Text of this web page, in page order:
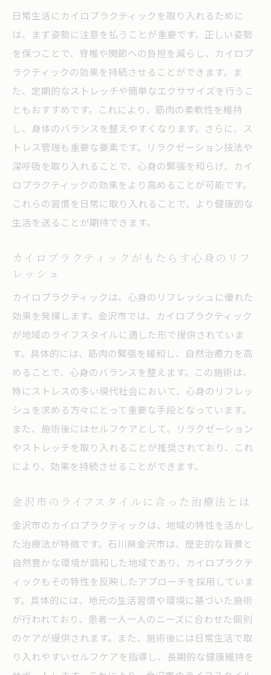
金沢市でカイロプラクティックを受ける魅力的
な理由
アクセスの良さと立地の魅力
豊富な経験を持つ専門家による施術
リラックスできる施術空間の魅力
個別対応による信頼の施術
地元に密着したアットホームな雰囲気
持続的な健康サポートが受けられる環境
地元の文化に根ざした治療法
地域の風土を活かした健康アプローチ
金沢市でしか味わえない施術の魅力
地域密着型のフィードバック体制
施術後のアフターケアの充実
身体のバランスを整える施術の効果
金沢市民が実感する健康の変化
心身の健康を支える自然療法
日常生活へのポジティブな影響
カイロプラクティックで得られる健康維持
持続的な施術の効果とその実例
金沢市のカイロプラクティック治療がもたらす
姿勢改善の秘密
姿勢改善の重要性とカイロプラクティック
具体的な姿勢改善の成功事例
カイロプラクティックで姿勢を整えるプロ
セス
日常生活にカイロプラクティックを取り入れるために
は、まず姿勢に注意を払うことが重要です。正しい姿勢
を保つことで、脊椎や関節への負担を減らし、カイロプ
ラクティックの効果を持続させることができます。ま
た、定期的なストレッチや簡単なエクササイズを行うこ
ともおすすめです。これにより、筋肉の柔軟性を維持
し、身体のバランスを整えやすくなります。さらに、ス
トレス管理も重要な要素です。リラクゼーション技法や
深呼吸を取り入れることで、心身の緊張を和らげ、カイ
ロプラクティックの効果をより高めることが可能です。
これらの習慣を日常に取り入れることで、より健康的な
生活を送ることが期待できます。
カイロプラクティックがもたらす心身のリフ
レッシュ
カイロプラクティックは、心身のリフレッシュに優れた
効果を発揮します。金沢市では、カイロプラクティック
が地域のライフスタイルに適した形で提供されていま
す。具体的には、筋肉の緊張を緩和し、自然治癒力を高
めることで、心身のバランスを整えます。この施術は、
特にストレスの多い現代社会において、心身のリフレッ
シュを求める方々にとって重要な手段となっています。
また、施術後にはセルフケアとして、リラクゼーション
やストレッチを取り入れることが推奨されており、これ
により、効果を持続させることができます。
金沢市のライフスタイルに合った治療法とは
金沢市のカイロプラクティックは、地域の特性を活かし
た治療法が特徴です。石川県金沢市は、歴史的な背景と
自然豊かな環境が調和した地域であり、カイロプラクテ
ィックもその特性を反映したアプローチを採用していま
す。具体的には、地元の生活習慣や環境に基づいた施術
が行われており、患者一人一人のニーズに合わせた個別
のケアが提供されます。また、施術後には日常生活で取
り入れやすいセルフケアを指導し、長期的な健康維持を